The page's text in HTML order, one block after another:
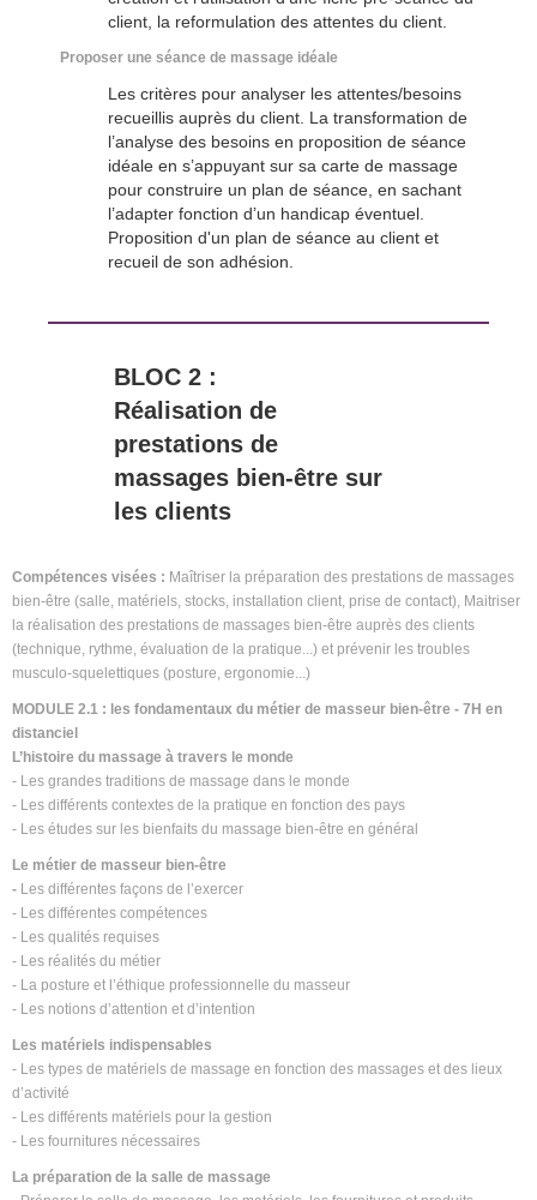
client, la reformulation des attentes du client.
Proposer une séance de massage idéale
Les critères pour analyser les attentes/besoins
recueillis auprès du client. La transformation de
l’analyse des besoins en proposition de séance
idéale en s’appuyant sur sa carte de massage
pour construire un plan de séance, en sachant
l’adapter fonction d’un handicap éventuel.
Proposition d'un plan de séance au client et
recueil de son adhésion.
BLOC 2 :
Réalisation de
prestations de
massages bien-être sur
les clients
Compétences visées : Maîtriser la préparation des prestations de massages
bien-être (salle, matériels, stocks, installation client, prise de contact), Maitriser
la réalisation des prestations de massages bien-être auprès des clients
(technique, rythme, évaluation de la pratique...) et prévenir les troubles
musculo-squelettiques (posture, ergonomie...)
MODULE 2.1 : les fondamentaux du métier de masseur bien-être - 7H en
distanciel
L’histoire du massage à travers le monde
- Les grandes traditions de massage dans le monde
- Les différents contextes de la pratique en fonction des pays
- Les études sur les bienfaits du massage bien-être en général
Le métier de masseur bien-être
- Les différentes façons de l’exercer
- Les différentes compétences
- Les qualités requises
- Les réalités du métier
- La posture et l’éthique professionnelle du masseur
- Les notions d’attention et d’intention
Les matériels indispensables
- Les types de matériels de massage en fonction des massages et des lieux
d’activité
- Les différents matériels pour la gestion
- Les fournitures nécessaires
La préparation de la salle de massage